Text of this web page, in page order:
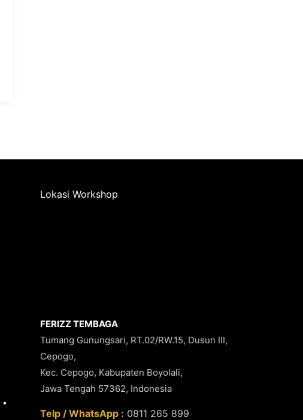
•
Lokasi Workshop
FERIZZ TEMBAGA
Tumang Gunungsari, RT.02/RW.15, Dusun III,
Cepogo,
Kec. Cepogo, Kabupaten Boyolali,
Jawa Tengah 57362, Indonesia
Telp / WhatsApp : 0811 265 899